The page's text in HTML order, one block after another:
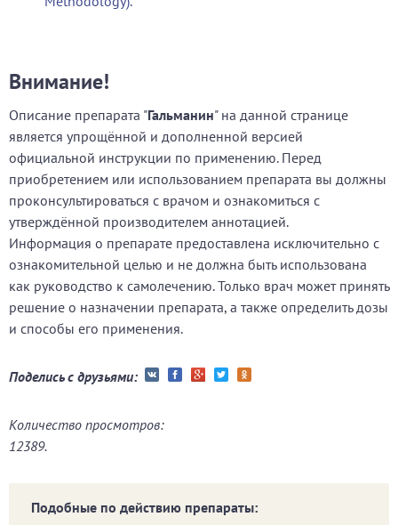
Внимание!
Описание препарата "Гальманин" на данной странице
является упрощённой и дополненной версией
официальной инструкции по применению. Перед
приобретением или использованием препарата вы должны
проконсультироваться с врачом и ознакомиться с
утверждённой производителем аннотацией.
Информация о препарате предоставлена исключительно с
ознакомительной целью и не должна быть использована
как руководство к самолечению. Только врач может принять
решение о назначении препарата, а также определить дозы
и способы его применения.
Поделись с друзьями:
Количество просмотров:
12389.
Подобные по действию препараты: